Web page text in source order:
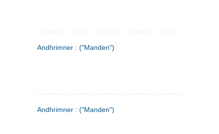
Andhrimner : ("Manden")
Andhrimner : ("Manden")